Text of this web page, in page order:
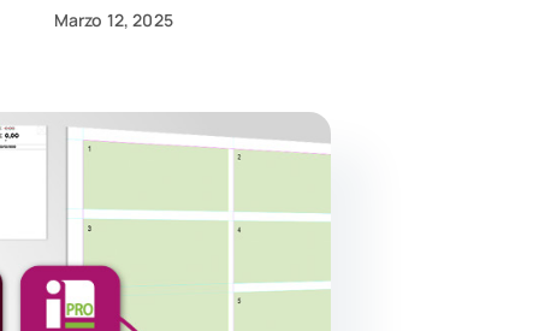
Marzo 12, 2025